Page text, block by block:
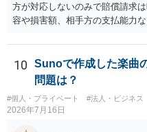
方が対応しないのみで賠償請求
容や損害額、相手方の支払能力
求する場合もありますが、認め
細な検討が必要です。遅延損害
う。 ６弁護士に窓口を一本化し
つです。
10
Sunoで作成した楽曲
問題は？
#個人・プライベート #法人・ビジネス
2026年7月16日